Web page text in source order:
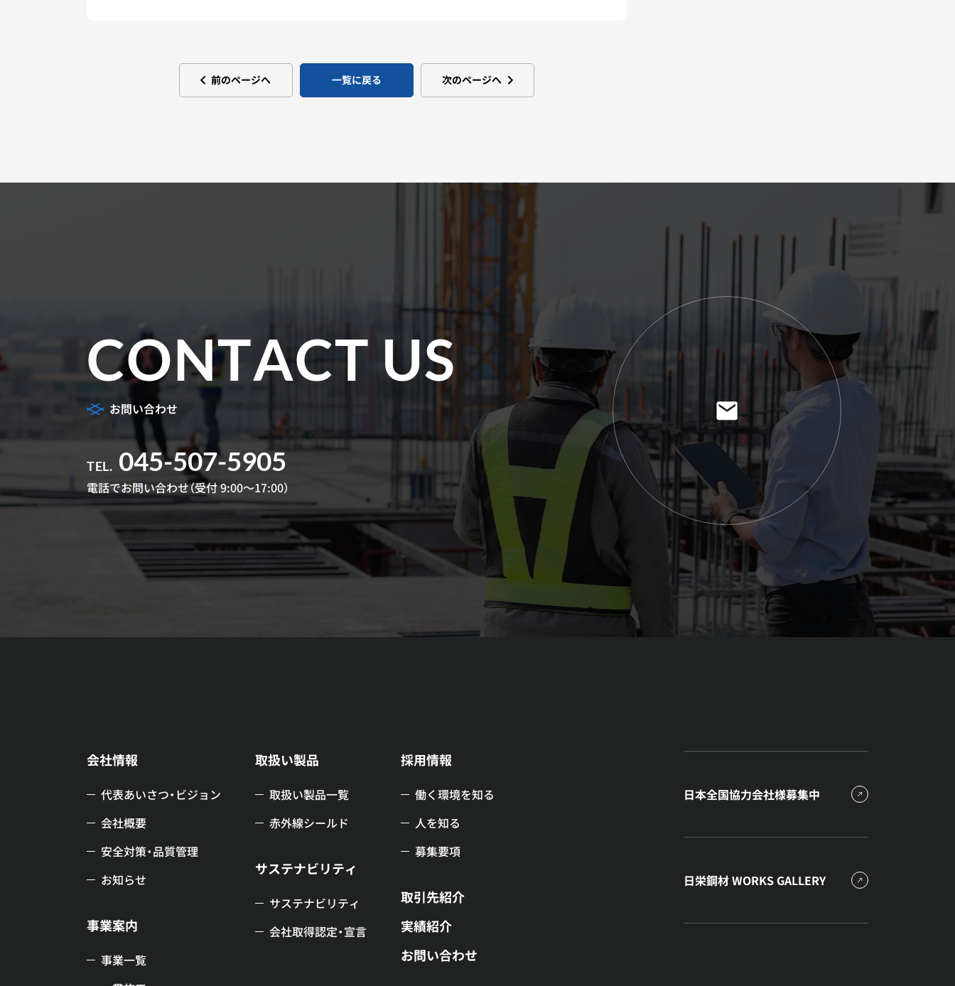
前のページへ 一覧に戻る 次のページへ
CONTACT US
お問い合わせ
TEL. 045-507-5905
電話でお問い合わせ（受付 9:00～17:00）
会社情報
代表あいさつ・ビジョン
会社概要
安全対策・品質管理
お知らせ
事業案内
事業一覧
取扱い製品
取扱い製品一覧
赤外線シールド
サステナビリティ
サステナビリティ
会社取得認定・宣言
採用情報
働く環境を知る
人を知る
募集要項
取引先紹介
実績紹介
お問い合わせ
日本全国協力会社様募集中
日栄鋼材 WORKS GALLERY